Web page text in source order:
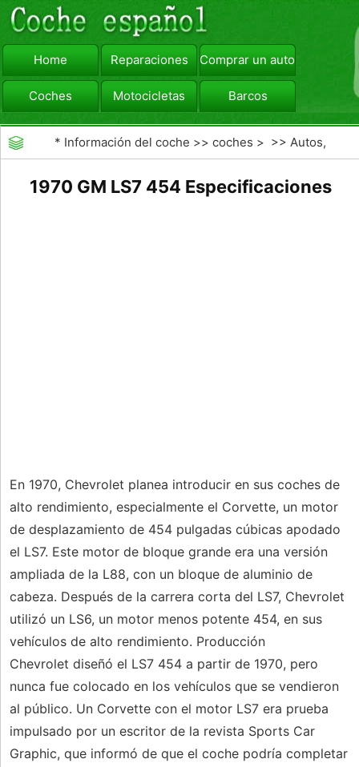
Home Reparaciones Comprar un automóvil
Coches Motocicletas Barcos
viajar Camiones
* Información del coche >>coches > >>Autos,
1970 GM LS7 454 Especificaciones
En 1970, Chevrolet planea introducir en sus coches de
alto rendimiento, especialmente el Corvette, un motor
de desplazamiento de 454 pulgadas cúbicas apodado
el LS7. Este motor de bloque grande era una versión
ampliada de la L88, con un bloque de aluminio de
cabeza. Después de la carrera corta del LS7, Chevrolet
utilizó un LS6, un motor menos potente 454, en sus
vehículos de alto rendimiento. Producción
Chevrolet diseñó el LS7 454 a partir de 1970, pero
nunca fue colocado en los vehículos que se vendieron
al público. Un Corvette con el motor LS7 era prueba
impulsado por un escritor de la revista Sports Car
Graphic, que informó de que el coche podría completar